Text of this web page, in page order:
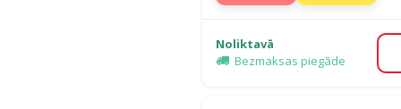
Noliktavā
Bezmaksas piegāde